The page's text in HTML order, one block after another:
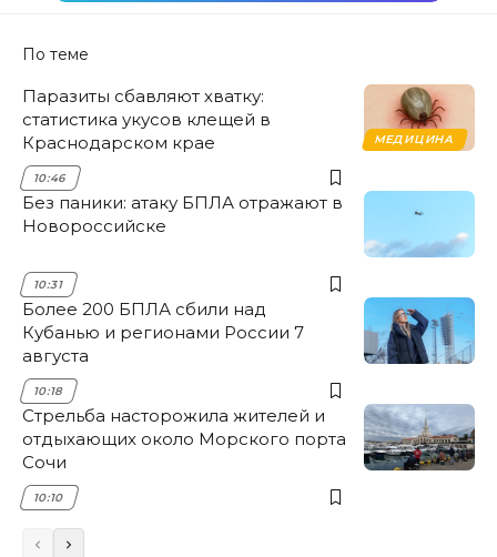
По теме
МЕДИЦИНА
Паразиты сбавляют хватку:
статистика укусов клещей в
Краснодарском крае
10:46
Без паники: атаку БПЛА отражают в
Новороссийске
10:31
Более 200 БПЛА сбили над
Кубанью и регионами России 7
августа
10:18
Стрельба насторожила жителей и
отдыхающих около Морского порта
Сочи
10:10